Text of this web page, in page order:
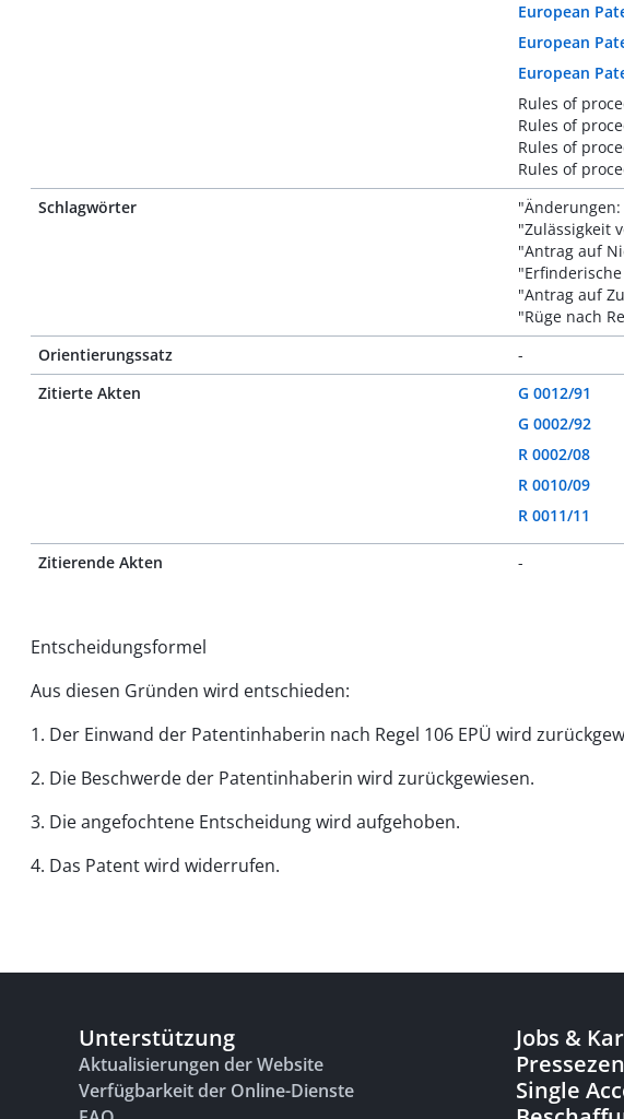
European
European
European
Rules of
Rules of
Rules of
Rules of
Schlagwörter
"Zulässigkeit
"Antrag auf
"Antrag auf
"Rüge nach
Orientierungssatz
-
Zitierte Akten
G 0012/91
G 0002/92
R 0002/08
R 0010/09
R 0011/11
Zitierende Akten -
Entscheidungsformel
Aus diesen Gründen wird entschieden:
1. Der Einwand der Patentinhaberin nach Regel 106 EPÜ wird
2. Die Beschwerde der Patentinhaberin wird zurückgewiesen.
3. Die angefochtene Entscheidung wird aufgehoben.
4. Das Patent wird widerrufen.
Unterstützung
Aktualisierungen der Website
Verfügbarkeit der Online-Dienste
Jobs &
Single